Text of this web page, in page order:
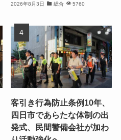
2026年8月3日 総合 5760
客引き行為防止条例10年、
四日市であらたな体制の出
発式、民間警備会社が加わ